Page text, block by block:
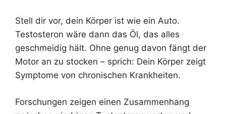
Stell dir vor, dein Körper ist wie ein Auto.
Testosteron wäre dann das Öl, das alles
geschmeidig hält. Ohne genug davon fängt der
Motor an zu stocken – sprich: Dein Körper zeigt
Symptome von chronischen Krankheiten.
Forschungen zeigen einen Zusammenhang